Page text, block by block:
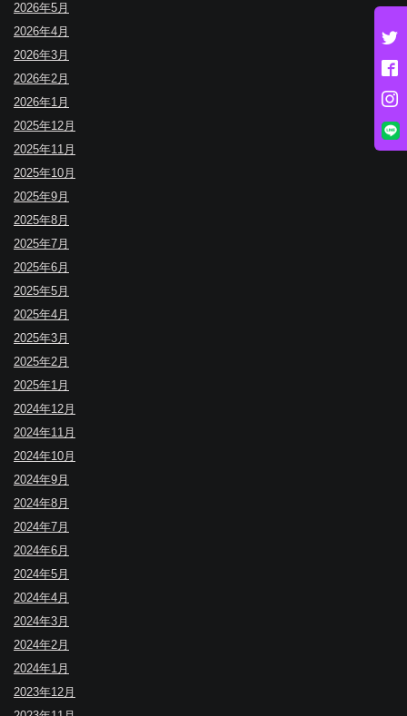
2026年5月
2026年4月
2026年3月
2026年2月
2026年1月
2025年12月
2025年11月
2025年10月
2025年9月
2025年8月
2025年7月
2025年6月
2025年5月
2025年4月
2025年3月
2025年2月
2025年1月
2024年12月
2024年11月
2024年10月
2024年9月
2024年8月
2024年7月
2024年6月
2024年5月
2024年4月
2024年3月
2024年2月
2024年1月
2023年12月